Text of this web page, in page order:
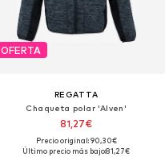
OFERTA
REGATTA
Chaqueta polar 'Alven'
81,27€
Precio original: 90,30€
Último precio más bajo:81,27€